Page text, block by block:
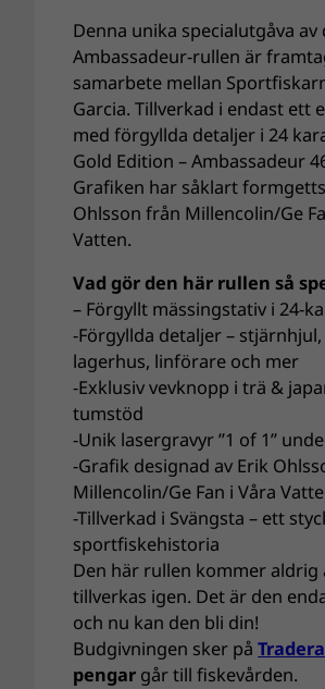
Denna unika specialutgåva av
Ambassadeur-rullen är
samarbete mellan
Garcia. Tillverkad i endast ett
med förgyllda detaljer i 24
Gold Edition – Ambassadeur
Grafiken har såklart
Ohlsson från Millencolin/Ge
Vatten.
Vad gör den här rullen så
– Förgyllt mässingstativ i 24-
-Förgyllda detaljer –
lagerhus, linförare och mer
-Exklusiv vevknopp i trä &
tumstöd
-Unik lasergravyr ”1 of 1”
-Grafik designad av Erik
Millencolin/Ge Fan i Våra
-Tillverkad i Svängsta – ett
sportfiskehistoria
Den här rullen kommer aldrig
tillverkas igen. Det är den
och nu kan den bli din!
Budgivningen sker påTradera
pengar går till fiskevården.